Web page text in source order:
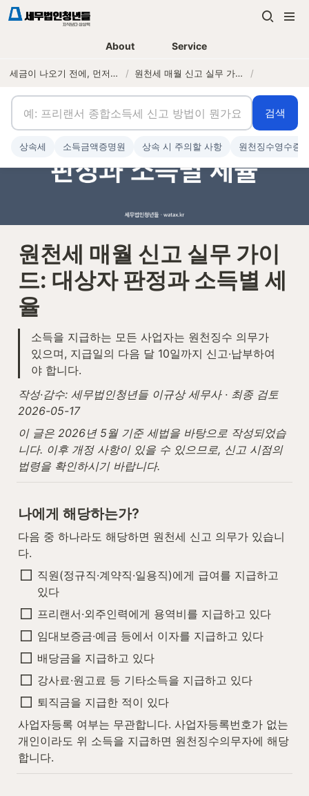
About Service
세금이 나오기 전에, 먼저 연락하는 세무법인 / 원천세 매월 신고 실무 가이드: 대상자 판정과 소득별 세율 /
원천세 매월 신고 실무 가이
드: 대상자 판정과 소득별 세
율
소득을 지급하는 모든 사업자는 원천징수 의무가
있으며, 지급일의 다음 달 10일까지 신고·납부하여
야 합니다.
작성·감수: 세무법인청년들 이규상 세무사 · 최종 검토
2026-05-17
이 글은 2026년 5월 기준 세법을 바탕으로 작성되었습
니다. 이후 개정 사항이 있을 수 있으므로, 신고 시점의
법령을 확인하시기 바랍니다.
나에게 해당하는가?
다음 중 하나라도 해당하면 원천세 신고 의무가 있습니
다.
직원(정규직·계약직·일용직)에게 급여를 지급하고
있다
프리랜서·외주인력에게 용역비를 지급하고 있다
임대보증금·예금 등에서 이자를 지급하고 있다
배당금을 지급하고 있다
강사료·원고료 등 기타소득을 지급하고 있다
퇴직금을 지급한 적이 있다
사업자등록 여부는 무관합니다. 사업자등록번호가 없는
개인이라도 위 소득을 지급하면 원천징수의무자에 해당
합니다.
검색
상속세 소득금액증명원 상속 시 주의할 사항 원천징수영수증